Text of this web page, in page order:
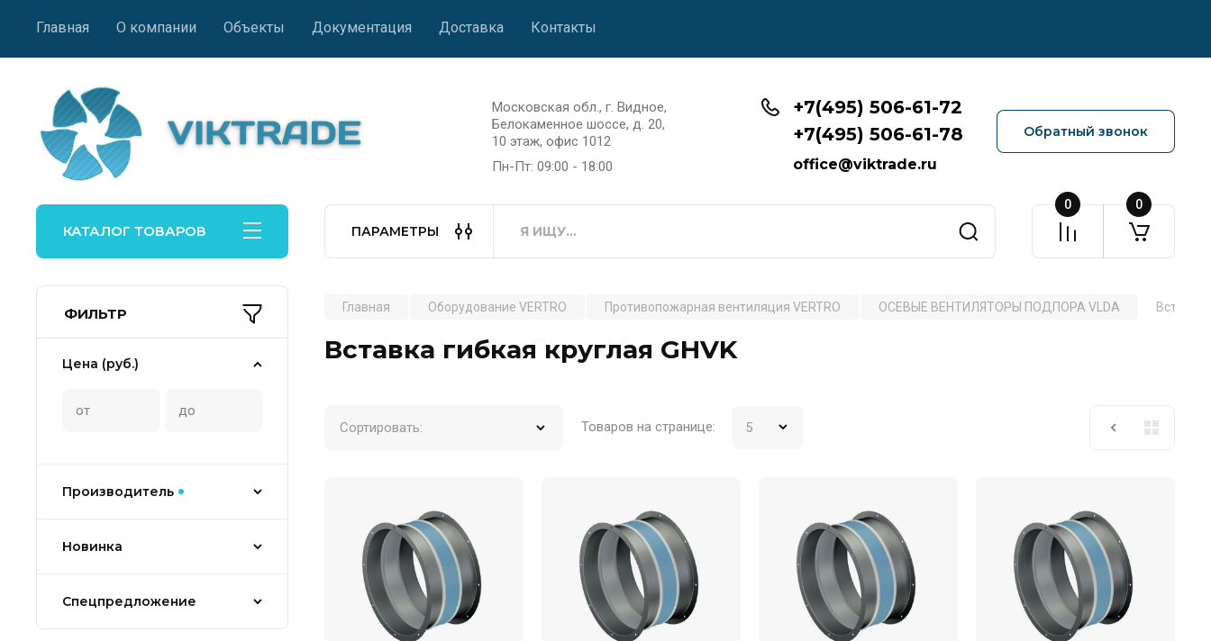
Главная О компании Объекты Документация Доставка Контакты
Московская обл., г. Видное,
Белокаменное шоссе, д. 20,
10 этаж, офис 1012
Пн-Пт: 09:00 - 18:00
+7(495) 506-61-72
+7(495) 506-61-78
office@viktrade.ru
Обратный звонок
КАТАЛОГ ТОВАРОВ ПАРАМЕТРЫ
0 0
ФИЛЬТР
Цена (руб.)
Производитель
Новинка
Спецпредложение
Главная Оборудование VERTRO Противопожарная вентиляция VERTRO ОСЕВЫЕ ВЕНТИЛЯТОРЫ ПОДПОРА VLDA Вставка
Вставка гибкая круглая GHVK
Сортировать: Товаров на странице: